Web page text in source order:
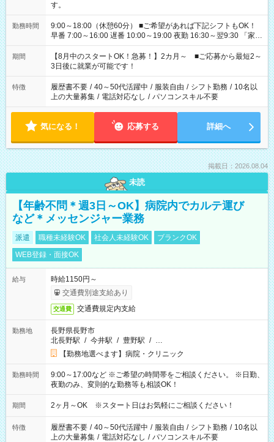
す。
勤務時間
9:00～18:00（休憩60分） ■ご希望があれば下記シフトもOK！
早番 7:00～16:00 遅番 10:00～19:00 夜勤 16:30～翌9:30 「家族
と休みを合わせたい」 「余裕を持って夕飯の準備がしたい」
「できれば残業はしたくない」 など、ご希望を教えてください
ね。 ※Wワーク希望の方へ 今ご覧のお仕事で希望する勤務時間
と、もう1つのお仕事の勤務時間。 合計で週40時間を超える場
合は応募できません。
期間
【8月中のスタートOK！急募！】2カ月～ ■ご応募から最短2～
3日後に就業が可能です！
特徴 履歴書不要 / 40～50代活躍中 / 服装自由 / シフト勤務 / 10名以
上の大量募集 / 電話対応なし / パソコンスキル不要
気になる！ 応募する 詳細へ
掲載日：2026.08.04
未読
【年齢不問＊週3日～OK】病院内でカルテ運び
など＊メッセンジャー業務
派遣 職種未経験OK 社会人未経験OK
ブランクOK
WEB登録・面接OK
給与
時給1150円～
交通費別途支給あり
交通費 交通費規定内支給
勤務地
長野県長野市
北長野駅 / 今井駅 / 豊野駅 / …
【勤務地選べます】病院・クリニック
勤務時間
9:00～17:00など ※ご希望の時間帯をご相談ください。 ※日勤、
夜勤のみ、変則的な勤務等も相談OK！
期間 2ヶ月～OK ※スタート日はお気軽にご相談ください！
特徴 履歴書不要 / 40～50代活躍中 / 服装自由 / シフト勤務 / 10名以
上の大量募集 / 電話対応なし / パソコンスキル不要